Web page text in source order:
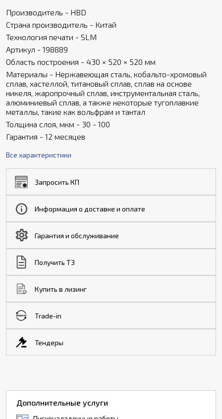
Производитель - HBD
Страна производитель - Китай
Технология печати - SLM
Артикул - 198889
Область построения - 430 × 520 × 520 мм
Материалы - Нержавеющая сталь, кобальто-хромовый
сплав, хастеллой, титановый сплав, сплав на основе
никеля, жаропрочный сплав, инструментальная сталь,
алюминиевый сплав, а также некоторые тугоплавкие
металлы, такие как вольфрам и тантал
Толщина слоя, мкм - 30 - 100
Гарантия - 12 месяцев
Все характеристики
Запросить КП
Информация о доставке и оплате
Гарантия и обслуживание
Получить ТЗ
Купить в лизинг
Trade-in
Тендеры
Дополнительные услуги